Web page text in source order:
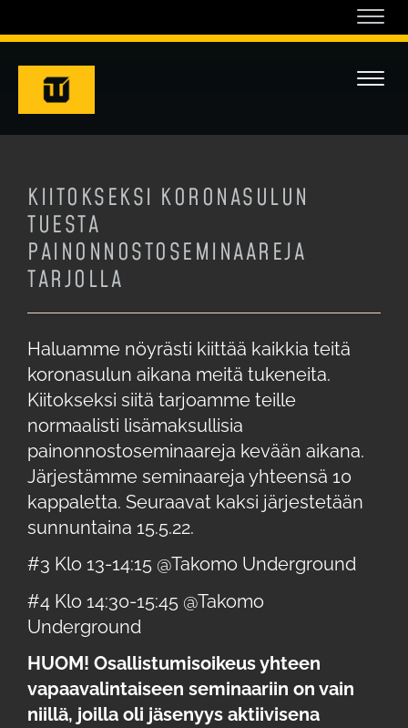
KIITOKSEKSI KORONASULUN
TUESTA
PAINONNOSTOSEMINAAREJA
TARJOLLA
Haluamme nöyrästi kiittää kaikkia teitä
koronasulun aikana meitä tukeneita.
Kiitokseksi siitä tarjoamme teille
normaalisti lisämaksullisia
painonnostoseminaareja kevään aikana.
Järjestämme seminaareja yhteensä 10
kappaletta. Seuraavat kaksi järjestetään
sunnuntaina 15.5.22.
#3 Klo 13-14:15 @Takomo Underground
#4 Klo 14:30-15:45 @Takomo
Underground
HUOM! Osallistumisoikeus yhteen
vapaavalintaiseen seminaariin on vain
niillä, joilla oli jäsenyys aktiivisena